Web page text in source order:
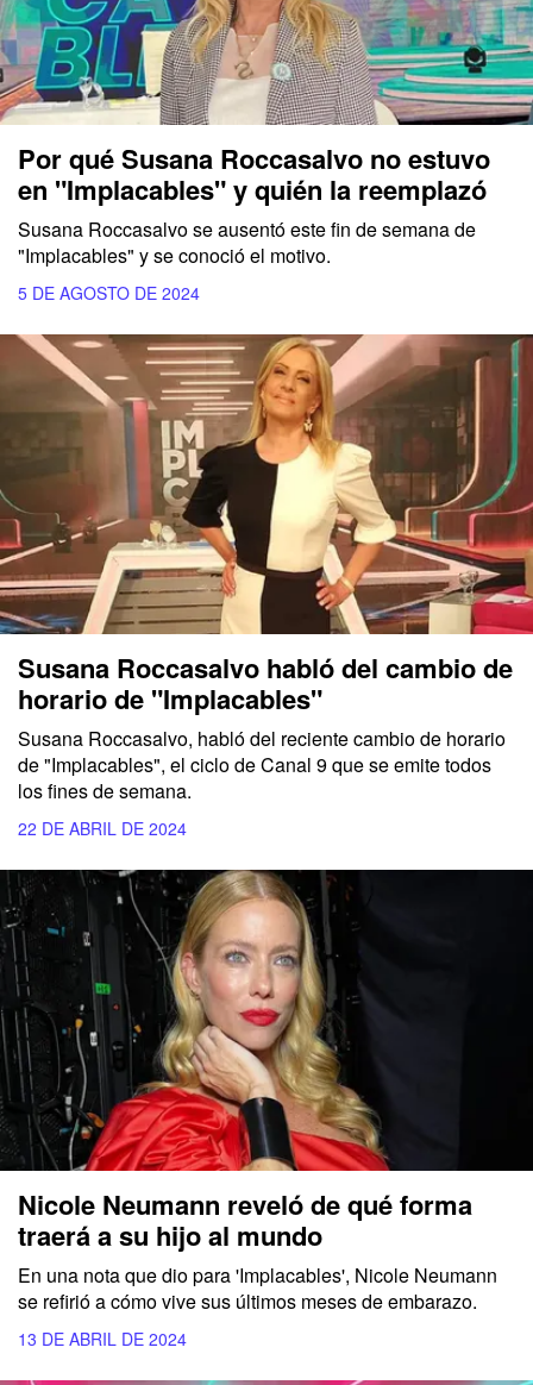
Por qué Susana Roccasalvo no estuvo
en "Implacables" y quién la reemplazó
Susana Roccasalvo se ausentó este fin de semana de
"Implacables" y se conoció el motivo.
5 DE AGOSTO DE 2024
Susana Roccasalvo habló del cambio de
horario de "Implacables"
Susana Roccasalvo, habló del reciente cambio de horario
de "Implacables", el ciclo de Canal 9 que se emite todos
los fines de semana.
22 DE ABRIL DE 2024
Nicole Neumann reveló de qué forma
traerá a su hijo al mundo
En una nota que dio para'Implacables', Nicole Neumann
se refirió a cómo vive sus últimos meses de embarazo.
13 DE ABRIL DE 2024